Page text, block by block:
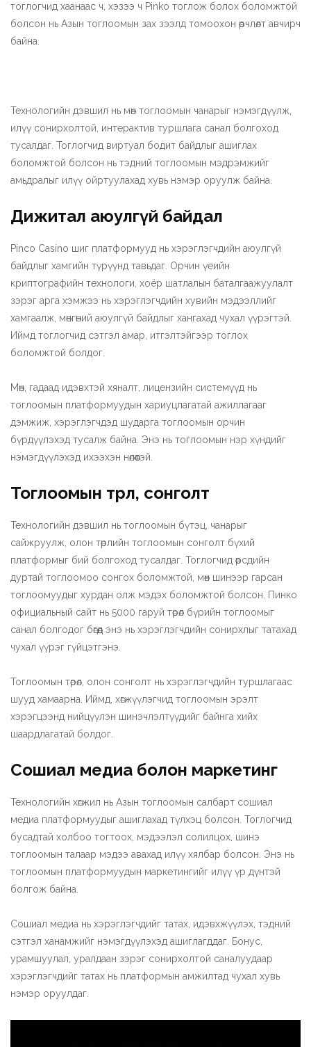
тоглогчид хаанаас ч, хэзээ ч Pinko тоглож болох боломжтой
болсон нь Азын тоглоомын зах зээлд томоохон өөрчлөлт авчирч
байна.
Технологийн дэвшил нь мөн тоглоомын чанарыг нэмэгдүүлж,
илүү сонирхолтой, интерактив туршлага санал болгоход
тусалдаг. Тоглогчид виртуал бодит байдлыг ашиглах
боломжтой болсон нь тэдний тоглоомын мэдрэмжийг
амьдралыг илүү ойртуулахад хувь нэмэр оруулж байна.
Дижитал аюулгүй байдал
Pinco Casino шиг платформууд нь хэрэглэгчдийн аюулгүй
байдлыг хамгийн түрүүнд тавьдаг. Орчин үеийн
криптографийн технологи, хоёр шатлалын баталгаажуулалт
зэрэг арга хэмжээ нь хэрэглэгчдийн хувийн мэдээллийг
хамгаалж, мөнгөний аюулгүй байдлыг хангахад чухал үүрэгтэй.
Иймд тоглогчид сэтгэл амар, итгэлтэйгээр тоглох
боломжтой болдог.
Мөн, гадаад идэвхтэй хяналт, лицензийн системүүд нь
тоглоомын платформуудын хариуцлагатай ажиллагааг
дэмжиж, хэрэглэгчдэд шударга тоглоомын орчин
бүрдүүлэхэд тусалж байна. Энэ нь тоглоомын нэр хүндийг
нэмэгдүүлэхэд ихээхэн нөлөөтэй.
Тоглоомын төрөл, сонголт
Технологийн дэвшил нь тоглоомын бүтэц, чанарыг
сайжруулж, олон төрлийн тоглоомын сонголт бүхий
платформыг бий болгоход тусалдаг. Тоглогчид өөрсдийн
дуртай тоглоомоо сонгох боломжтой, мөн шинээр гарсан
тоглоомуудыг хурдан олж мэдэх боломжтой болсон. Пинко
официальный сайт нь 5000 гаруй төрөл бүрийн тоглоомыг
санал болгодог бөгөөд энэ нь хэрэглэгчдийн сонирхлыг татахад
чухал үүрэг гүйцэтгэнэ.
Тоглоомын төрөл, олон сонголт нь хэрэглэгчдийн туршлагаас
шууд хамаарна. Иймд, хөгжүүлэгчид тоглоомын эрэлт
хэрэгцээнд нийцүүлэн шинэчлэлтүүдийг байнга хийх
шаардлагатай болдог.
Сошиал медиа болон маркетинг
Технологийн хөгжил нь Азын тоглоомын салбарт сошиал
медиа платформуудыг ашиглахад түлхэц болсон. Тоглогчид
бусадтай холбоо тогтоох, мэдээлэл солилцох, шинэ
тоглоомын талаар мэдээ авахад илүү хялбар болсон. Энэ нь
тоглоомын платформуудын маркетингийг илүү үр дүнтэй
болгож байна.
Сошиал медиа нь хэрэглэгчдийг татах, идэвхжүүлэх, тэдний
сэтгэл ханамжийг нэмэгдүүлэхэд ашиглагддаг. Бонус,
урамшуулал, уралдаан зэрэг сонирхолтой саналуудаар
хэрэглэгчдийг татах нь платформын амжилтад чухал хувь
нэмэр оруулдаг.